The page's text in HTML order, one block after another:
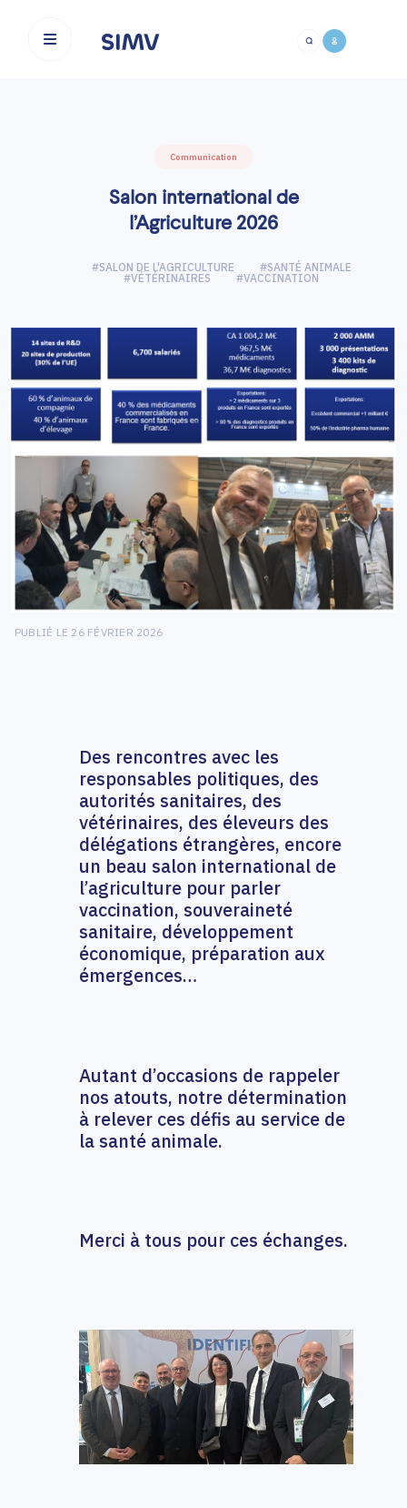
Communication
Salon international de
l’Agriculture 2026
#SALON DE L'AGRICULTURE
#SANTÉ ANIMALE
#VÉTÉRINAIRES
#VACCINATION
PUBLIÉ LE 26 FÉVRIER 2026
Des rencontres avec les
responsables politiques, des
autorités sanitaires, des
vétérinaires, des éleveurs des
délégations étrangères, encore
un beau salon international de
l’agriculture pour parler
vaccination, souveraineté
sanitaire, développement
économique, préparation aux
émergences…
Autant d’occasions de rappeler
nos atouts, notre détermination
à relever ces défis au service de
la santé animale.
Merci à tous pour ces échanges.